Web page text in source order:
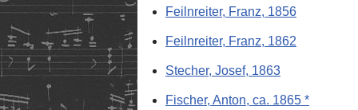
Feilnreiter, Franz, 1856
Feilnreiter, Franz, 1862
Stecher, Josef, 1863
Fischer, Anton, ca. 1865 *